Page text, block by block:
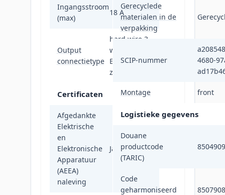
Ingangsstroom
(max)
18 A
Output
connectietype
hard wire 3-
wire (H N +
E) for 1
zone(s)
Certificaten
Afgedankte
Elektrische
en
Elektronische
Apparatuur
(AEEA)
naleving
Ja
Gerecyclede
materialen in de
verpakking
SCIP-nummer
4680-
Montage front
Logistieke gegevens
Douane
productcode
(TARIC)
Code
geharmoniseerd